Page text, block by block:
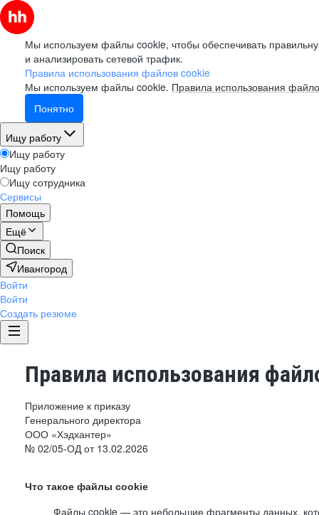
Мы используем файлы cookie, чтобы обеспечивать
и анализировать сетевой трафик.
Правила использования файлов cookie
Мы используем файлы cookie. Правила использования
Понятно
Ищу работу
Ищу работу
Ищу работу
Ищу сотрудника
Сервисы
Помощь
Ещё
Поиск
Ивангород
Войти
Войти
Создать резюме
Правила использования
Приложение к приказу
Генерального директора
ООО «Хэдхантер»
№ 02/05-ОД от 13.02.2026
Что такое файлы cookie
Файлы cookie — это небольшие фрагменты данных,